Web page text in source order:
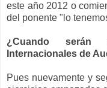
este año 2012 o
del ponente "lo
¿Cuando serán
Internacionales de
Pues nuevamente y